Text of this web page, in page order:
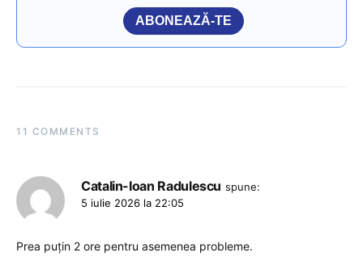
ABONEAZĂ-TE
11 COMMENTS
Catalin-Ioan Radulescu spune:
5 iulie 2026 la 22:05
Prea puțin 2 ore pentru asemenea probleme.